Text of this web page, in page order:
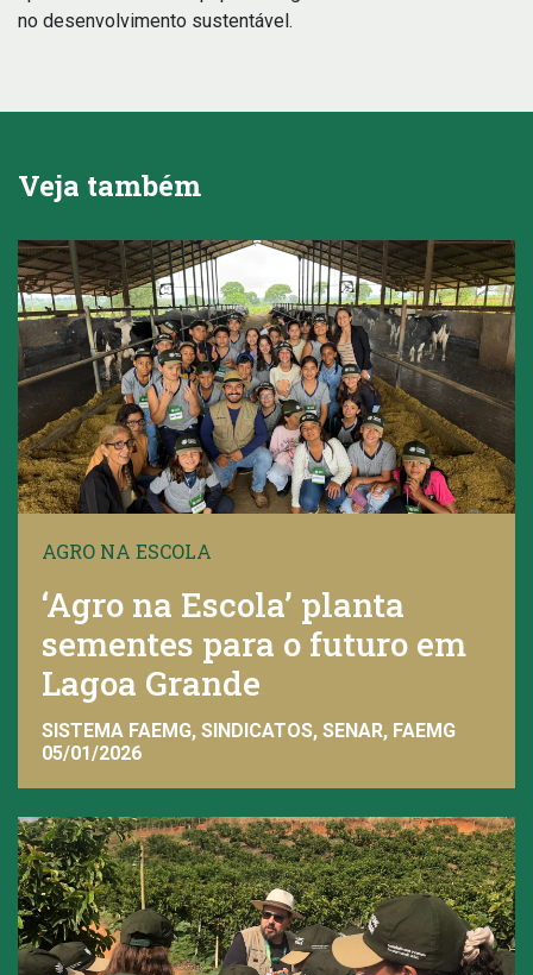
no desenvolvimento sustentável.
Veja também
AGRO NA ESCOLA
‘Agro na Escola’ planta
sementes para o futuro em
Lagoa Grande
SISTEMA FAEMG, SINDICATOS, SENAR, FAEMG
05/01/2026